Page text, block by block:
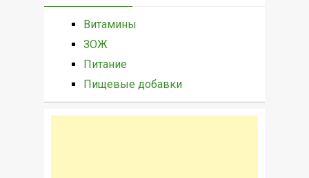
Витамины
ЗОЖ
Питание
Пищевые добавки